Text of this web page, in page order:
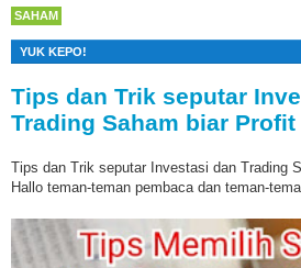
SAHAM
YUK KEPO!
Tips dan Trik seputar
Trading Saham biar
Tips dan Trik seputar Investasi dan Trading
Hallo teman-teman pembaca dan teman-